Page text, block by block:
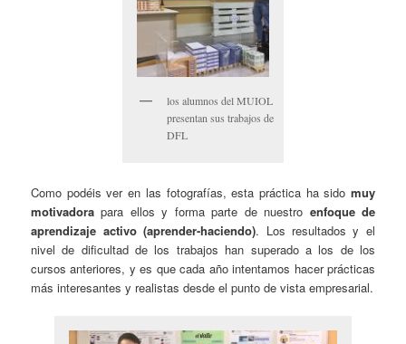
los alumnos del MUIOL
presentan sus trabajos de
DFL
Como podéis ver en las fotografías, esta práctica ha sido muy
motivadora para ellos y forma parte de nuestro enfoque de
aprendizaje activo (aprender-haciendo). Los resultados y el
nivel de dificultad de los trabajos han superado a los de los
cursos anteriores, y es que cada año intentamos hacer prácticas
más interesantes y realistas desde el punto de vista empresarial.